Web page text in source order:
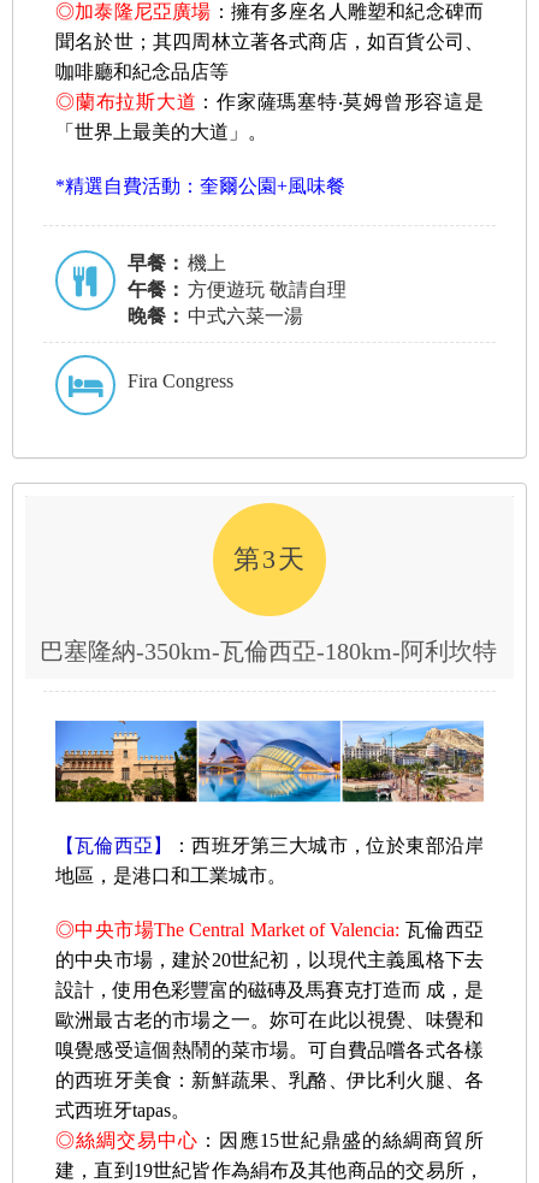
◎加泰隆尼亞廣場 ：擁有多座名人雕塑和紀念碑而
聞名於世；其四周林立著各式商店，如百貨公司、
咖啡廳和紀念品店等
◎蘭布拉斯大道 ：作家薩瑪塞特‧莫姆曾形容這是
「世界上最美的大道」。
*精選自費活動：奎爾公園+風味餐
早餐： 機上
午餐： 方便遊玩 敬請自理
晚餐： 中式六菜一湯
Fira Congress
第3天
巴塞隆納-350km-瓦倫西亞-180km-阿利坎特
【瓦倫西亞】
：西班牙第三大城市，位於東部沿岸
地區，是港口和工業城市。
◎中央市場The Central Market of Valencia: 瓦倫西亞
的中央市場，建於20世紀初，以現代主義風格下去
設計，使用色彩豐富的磁磚及馬賽克打造而 成，是
歐洲最古老的市場之一。妳可在此以視覺、味覺和
嗅覺感受這個熱鬧的菜市場。可自費品嚐各式各樣
的西班牙美食：新鮮蔬果、乳酪、伊比利火腿、各
式西班牙tapas。
◎絲綢交易中心 ：因應15世紀鼎盛的絲綢商貿所
建，直到19世紀皆作為絹布及其他商品的交易所，